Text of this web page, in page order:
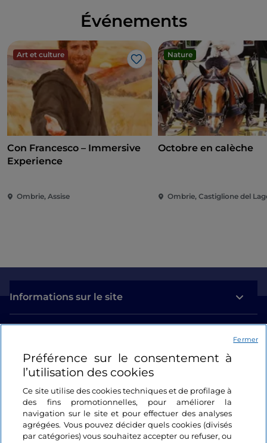
Événements
Art et culture
J’aime
Con Francesco – Immersive
Experience
Ombrie, Assise
Nature
Octobre en calèche
Ombrie, Castiglione del
Informations sur le site
Se connecter
Suivez-nous
Préférence sur le consentement à
l’utilisation des cookies
Ce site utilise des cookies techniques et de profilage à
des fins promotionnelles, pour améliorer la
navigation sur le site et pour effectuer des analyses
agrégées. Vous pouvez décider quels cookies (divisés
par catégories) vous souhaitez accepter ou refuser, ou
Fermer